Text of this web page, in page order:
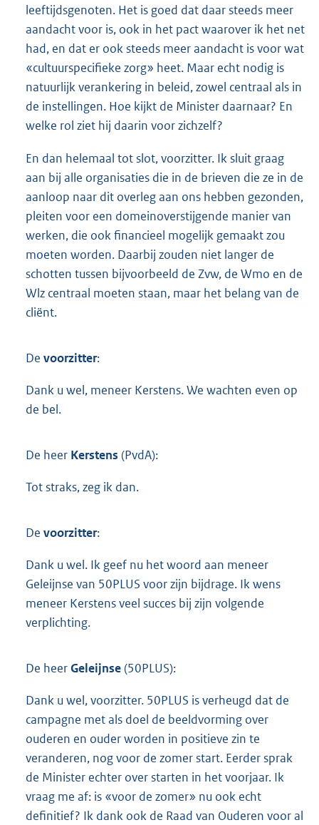
leeftijdsgenoten. Het is goed dat daar steeds meer
aandacht voor is, ook in het pact waarover ik het net
had, en dat er ook steeds meer aandacht is voor wat
«cultuurspecifieke zorg» heet. Maar echt nodig is
natuurlijk verankering in beleid, zowel centraal als in
de instellingen. Hoe kijkt de Minister daarnaar? En
welke rol ziet hij daarin voor zichzelf?
En dan helemaal tot slot, voorzitter. Ik sluit graag
aan bij alle organisaties die in de brieven die ze in de
aanloop naar dit overleg aan ons hebben gezonden,
pleiten voor een domeinoverstijgende manier van
werken, die ook financieel mogelijk gemaakt zou
moeten worden. Daarbij zouden niet langer de
schotten tussen bijvoorbeeld de Zvw, de Wmo en de
Wlz centraal moeten staan, maar het belang van de
cliënt.
De voorzitter:
Dank u wel, meneer Kerstens. We wachten even op
de bel.
De heer Kerstens (PvdA):
Tot straks, zeg ik dan.
De voorzitter:
Dank u wel. Ik geef nu het woord aan meneer
Geleijnse van 50PLUS voor zijn bijdrage. Ik wens
meneer Kerstens veel succes bij zijn volgende
verplichting.
De heerGeleijnse(50PLUS):
Dank u wel, voorzitter. 50PLUS is verheugd dat de
campagne met als doel de beeldvorming over
ouderen en ouder worden in positieve zin te
veranderen, nog voor de zomer start. Eerder sprak
de Minister echter over starten in het voorjaar. Ik
vraag me af: is «voor de zomer» nu ook echt
definitief? Ik dank ook de Raad van Ouderen voor al